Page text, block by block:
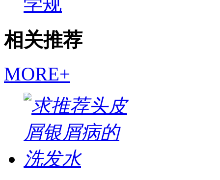
相关推荐
MORE+